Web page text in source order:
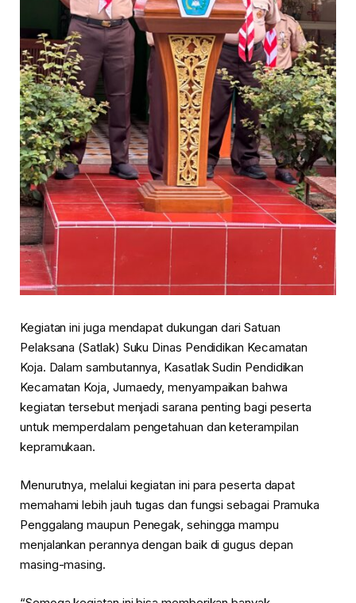
Kegiatan ini juga mendapat dukungan dari Satuan
Pelaksana (Satlak) Suku Dinas Pendidikan Kecamatan
Koja. Dalam sambutannya, Kasatlak Sudin Pendidikan
Kecamatan Koja, Jumaedy, menyampaikan bahwa
kegiatan tersebut menjadi sarana penting bagi peserta
untuk memperdalam pengetahuan dan keterampilan
kepramukaan.
Menurutnya, melalui kegiatan ini para peserta dapat
memahami lebih jauh tugas dan fungsi sebagai Pramuka
Penggalang maupun Penegak, sehingga mampu
menjalankan perannya dengan baik di gugus depan
masing-masing.